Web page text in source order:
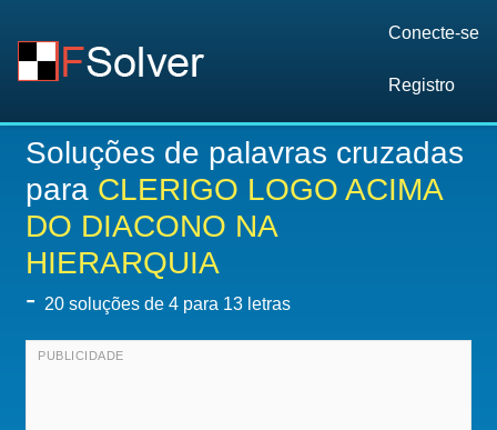
Conecte-se
Registro
Soluções de palavras cruzadas
para CLERIGO LOGO ACIMA
DO DIACONO NA
HIERARQUIA
- 20 soluções de 4 para 13 letras